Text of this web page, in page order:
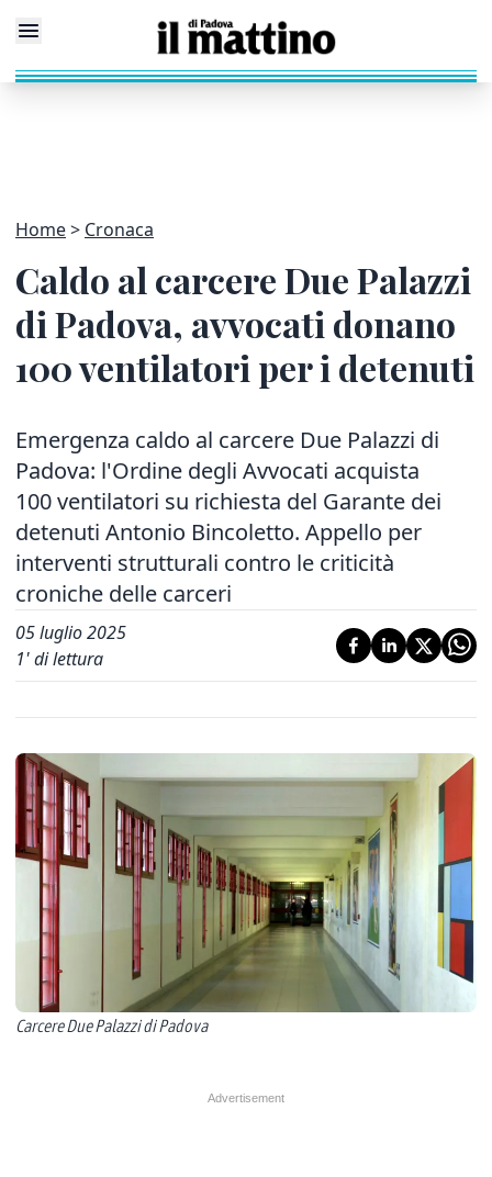
Home Cronaca
Caldo al carcere Due Palazzi
di Padova, avvocati donano
100 ventilatori per i detenuti
Emergenza caldo al carcere Due Palazzi di
Padova: l'Ordine degli Avvocati acquista
100 ventilatori su richiesta del Garante dei
detenuti Antonio Bincoletto. Appello per
interventi strutturali contro le criticità
croniche delle carceri
05 luglio 2025
1' di lettura
Carcere Due Palazzi di Padova